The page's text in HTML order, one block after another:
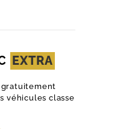
EXTRA
véhicules classe